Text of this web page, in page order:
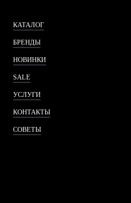
КАТАЛОГ
БРЕНДЫ
НОВИНКИ
SALE
УСЛУГИ
КОНТАКТЫ
СОВЕТЫ